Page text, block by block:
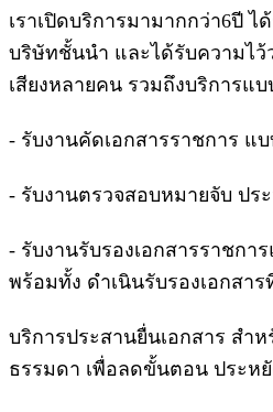
เราเปิดบริการมามากกว่า6ปี ไ
บริษัทชั้นนำ และได้รับความไว้
เสียงหลายคน รวมถึงบริการแ
- รับงานคัดเอกสารราชการ แบ
- รับงานตรวจสอบหมายจับ ปร
- รับงานรับรองเอกสารราชกา
พร้อมทั้ง ดำเนินรับรองเอกสา
บริการประสานยื่นเอกสาร สํา
ธรรมดา เพื่อลดขั้นตอน ประห